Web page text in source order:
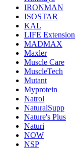
IRONMAN
ISOSTAR
KAL
LIFE Extension
MADMAX
Maxler
Muscle Care
MuscleTech
Mutant
Myprotein
Natrol
NaturalSupp
Nature's Plus
Naturi
NOW
NSP